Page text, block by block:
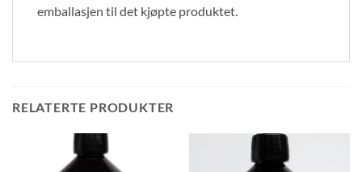
emballasjen til det kjøpte produktet.
RELATERTE PRODUKTER